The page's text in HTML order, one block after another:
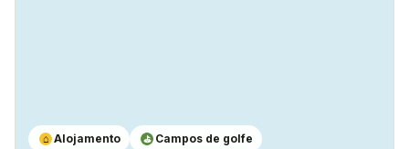
⌂ Alojamento ⛳ Campos de golfe